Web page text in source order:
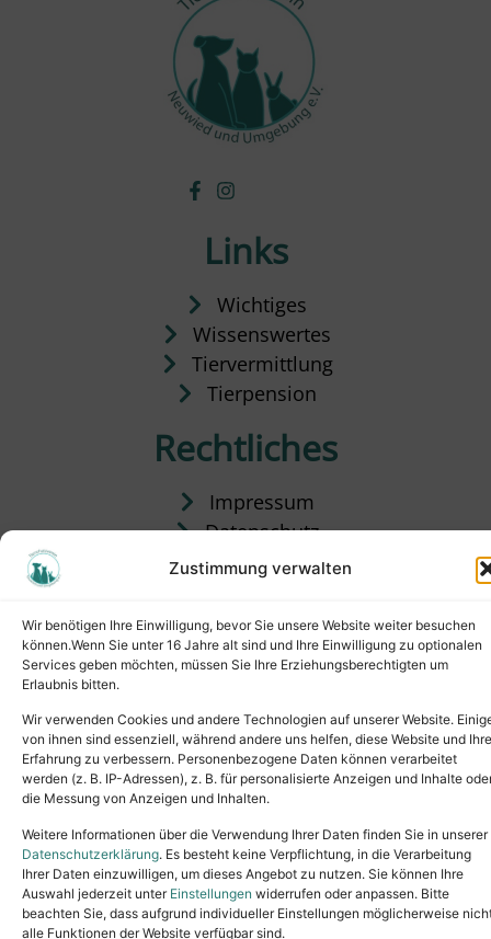
Zustimmung verwalten
Wir benötigen Ihre Einwilligung, bevor Sie unsere Website weiter besuchen
können.Wenn Sie unter 16 Jahre alt sind und Ihre Einwilligung zu optionalen
Services geben möchten, müssen Sie Ihre Erziehungsberechtigten um
Erlaubnis bitten.
Wir verwenden Cookies und andere Technologien auf unserer Website.
von ihnen sind essenziell, während andere uns helfen, diese Website und Ihre
Erfahrung zu verbessern. Personenbezogene Daten können verarbeitet
werden (z. B. IP-Adressen), z. B. für personalisierte Anzeigen und Inhalte
die Messung von Anzeigen und Inhalten.
Weitere Informationen über die Verwendung Ihrer Daten finden Sie in unserer
Datenschutzerklärung. Es besteht keine Verpflichtung, in die Verarbeitung
Ihrer Daten einzuwilligen, um dieses Angebot zu nutzen. Sie können Ihre
Auswahl jederzeit unter Einstellungen widerrufen oder anpassen. Bitte
beachten Sie, dass aufgrund individueller Einstellungen möglicherweise
alle Funktionen der Website verfügbar sind.
Links
Wichtiges
Wissenswertes
Tiervermittlung
Tierpension
Rechtliches
Impressum
Datenschutz
Satzung
Copyright © 2024. All rights reserved.
Tel.: (02631) 55356buero@tierheim-neuwied.de
Ludwigshof 1, 56567 Neuwied